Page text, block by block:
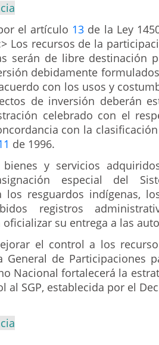
el artículo 13 de la Ley
Los recursos de la
serán de libre destinación
debidamente
con los usos y
de inversión deberán
celebrado con el
con la
de 1996.
y servicios
especial del
los resguardos indígenas,
registros
su entrega a las
el control a los
General de Participaciones
Nacional fortalecerá la
al SGP, establecida por el